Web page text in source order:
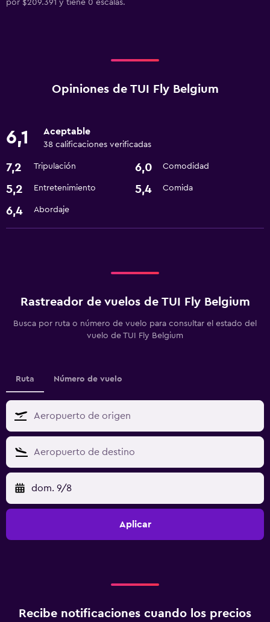
por $209.391 y tiene 0 escalas.
Opiniones de TUI Fly Belgium
6,1 Aceptable
38 calificaciones verificadas
7,2 Tripulación 6,0 Comodidad
5,2 Entretenimiento 5,4 Comida
6,4 Abordaje
Rastreador de vuelos de TUI Fly Belgium
Busca por ruta o número de vuelo para consultar el estado del
vuelo de TUI Fly Belgium
Ruta Número de vuelo
dom. 9/8
Aplicar
Recibe notificaciones cuando los precios